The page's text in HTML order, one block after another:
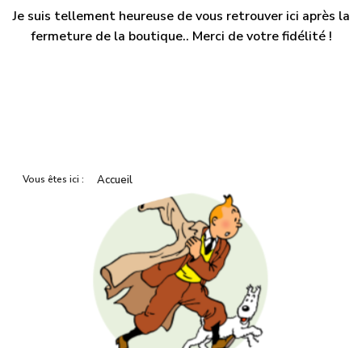
Je suis tellement heureuse de vous retrouver ici après la
fermeture de la boutique.. Merci de votre fidélité !
Vous êtes ici : Accueil